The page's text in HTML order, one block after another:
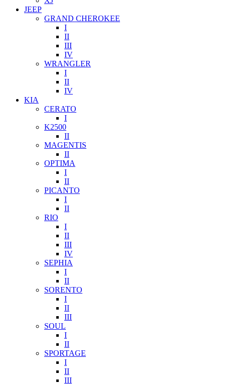
JEEP
GRAND CHEROKEE
I
II
III
IV
WRANGLER
I
II
IV
KIA
CERATO
I
K2500
II
MAGENTIS
II
OPTIMA
I
II
PICANTO
I
II
RIO
I
II
III
IV
SEPHIA
I
II
SORENTO
I
II
III
SOUL
I
II
SPORTAGE
I
II
III